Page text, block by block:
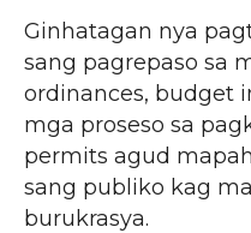
Ginhatagan nya
sang pagrepaso sa
ordinances, budget
mga proseso sa
permits agud
sang publiko kag
burukrasya.